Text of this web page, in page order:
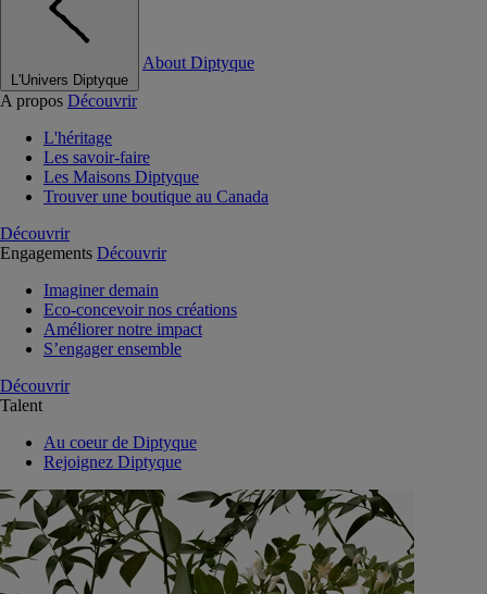
L'Univers Diptyque
About Diptyque
A propos Découvrir
L'héritage
Les savoir-faire
Les Maisons Diptyque
Trouver une boutique au Canada
Découvrir
Engagements Découvrir
Imaginer demain
Eco-concevoir nos créations
Améliorer notre impact
S’engager ensemble
Découvrir
Talent
Au coeur de Diptyque
Rejoignez Diptyque